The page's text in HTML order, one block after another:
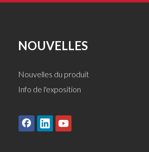
NOUVELLES
Nouvelles du produit
Info de l'exposition